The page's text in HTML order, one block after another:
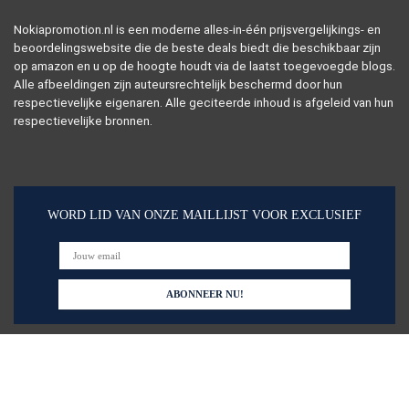
Nokiapromotion.nl is een moderne alles-in-één prijsvergelijkings- en
beoordelingswebsite die de beste deals biedt die beschikbaar zijn
op amazon en u op de hoogte houdt via de laatst toegevoegde blogs.
Alle afbeeldingen zijn auteursrechtelijk beschermd door hun
respectievelijke eigenaren. Alle geciteerde inhoud is afgeleid van hun
respectievelijke bronnen.
WORD LID VAN ONZE MAILLIJST VOOR EXCLUSIEF